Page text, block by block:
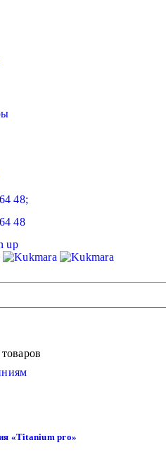
48;
48
up
«Titanium pro»